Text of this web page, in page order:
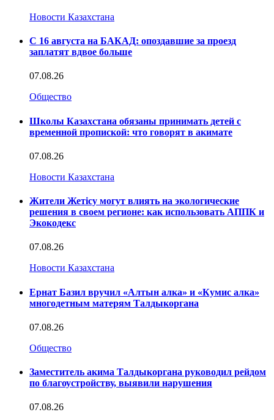
Новости Казахстана
С 16 августа на БАКАД: опоздавшие за проезд
заплатят вдвое больше
07.08.26
Общество
Школы Казахстана обязаны принимать детей с
временной пропиской: что говорят в акимате
07.08.26
Новости Казахстана
Жители Жетісу могут влиять на экологические
решения в своем регионе: как использовать АППК и
Экокодекс
07.08.26
Новости Казахстана
Ернат Базил вручил «Алтын алка» и «Кумис алка»
многодетным матерям Талдыкоргана
07.08.26
Общество
Заместитель акима Талдыкоргана руководил рейдом
по благоустройству, выявили нарушения
07.08.26